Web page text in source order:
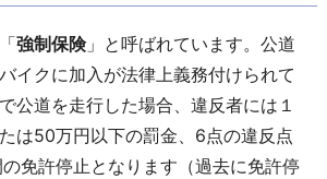
強制保険」と呼ばれています。公道
イクに加入が法律上義務付けられて
公道を走行した場合、違反者には１
は50万円以下の罰金、6点の違反点
免許停止となります（過去に免許停